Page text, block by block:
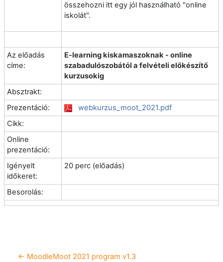
összehozni itt egy jól használható "online
iskolát".
Az előadás
címe:
E-learning kiskamaszoknak - online
szabadulószobától a felvételi előkészítő
kurzusokig
Absztrakt:
Prezentáció:
webkurzus_moot_2021.pdf
Cikk:
Online
prezentáció:
Igényelt
időkeret:
20 perc (előadás)
Besorolás:
← MoodleMoot 2021 program v1.3